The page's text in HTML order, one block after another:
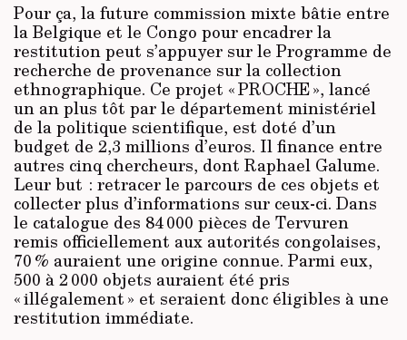
Pour ça, la future commission mixte bâtie entre
la Belgique et le Congo pour encadrer la
restitution peut s’appuyer sur le Programme de
recherche de provenance sur la collection
ethnographique. Ce projet « PROCHE », lancé
un an plus tôt par le département ministériel
de la politique scientifique, est doté d’un
budget de 2,3 millions d’euros. Il finance entre
autres cinq chercheurs, dont Raphael Galume.
Leur but : retracer le parcours de ces objets et
collecter plus d’informations sur ceux-ci. Dans
le catalogue des 84 000 pièces de Tervuren
remis officiellement aux autorités congolaises,
70 % auraient une origine connue. Parmi eux,
500 à 2 000 objets auraient été pris
« illégalement » et seraient donc éligibles à une
restitution immédiate.